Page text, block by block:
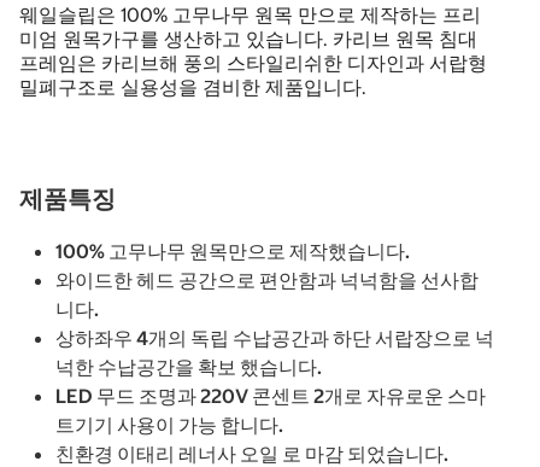
웨일슬립은 100% 고무나무 원목 만으로 제작하는 프리
미엄 원목가구를 생산하고 있습니다. 카리브 원목 침대
프레임은 카리브해 풍의 스타일리쉬한 디자인과 서랍형
밀폐구조로 실용성을 겸비한 제품입니다.
제품특징
100% 고무나무 원목만으로 제작했습니다.
와이드한 헤드 공간으로 편안함과 넉넉함을 선사합
니다.
상하좌우 4개의 독립 수납공간과 하단 서랍장으로 넉
넉한 수납공간을 확보 했습니다.
LED 무드 조명과 220V 콘센트 2개로 자유로운 스마
트기기 사용이 가능 합니다.
친환경 이태리 레너사 오일 로 마감 되었습니다.